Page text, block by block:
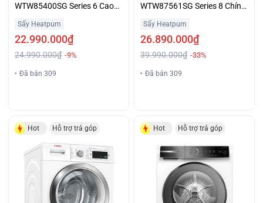
WTW85400SG Series 6 Cao
Sấy Heatpum
22.990.000₫
24.990.000₫ -9%
Đã bán 309
WTW87561SG Series 8 Chính
Sấy Heatpum
26.890.000₫
39.990.000₫ -33%
Đã bán 309
Hot Hỗ trợ trả góp Hot Hỗ trợ trả góp